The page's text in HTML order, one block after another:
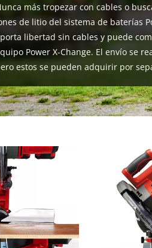
más tropezar con cables o
de litio del sistema de baterías
libertad sin cables y puede
Power X-Change. El envío se
estos se pueden adquirir por